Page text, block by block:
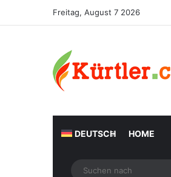
Freitag, August 7 2026
DEUTSCH HOME
Zufälliger Artikel